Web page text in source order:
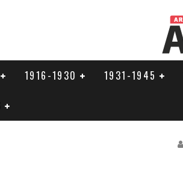
1916-1930 1931-1945